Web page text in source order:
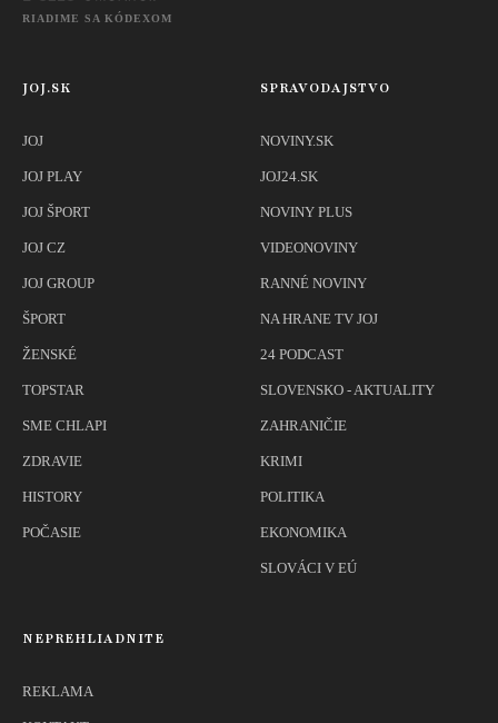
RIADIME SA KÓDEXOM
JOJ.SK
JOJ
JOJ PLAY
JOJ ŠPORT
JOJ CZ
JOJ GROUP
ŠPORT
ŽENSKÉ
TOPSTAR
SME CHLAPI
ZDRAVIE
HISTORY
POČASIE
SPRAVODAJSTVO
NOVINY.SK
JOJ24.SK
NOVINY PLUS
VIDEONOVINY
RANNÉ NOVINY
NA HRANE TV JOJ
24 PODCAST
SLOVENSKO - AKTUALITY
ZAHRANIČIE
KRIMI
POLITIKA
EKONOMIKA
SLOVÁCI V EÚ
NEPREHLIADNITE
REKLAMA